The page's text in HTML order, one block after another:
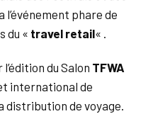
l’événement phare de
du « travel retail« .
du Salon TFWA
international de
distribution de voyage.